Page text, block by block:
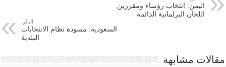
اليمن: انتخاب رؤساء ومقررين
اللجان البرلمانية الدائمة
التالي
السعودية: مسودة نظام الانتخابات
البلدية
مقالات مشابهة